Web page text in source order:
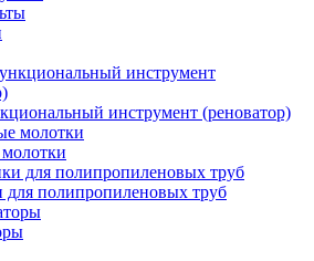
инструмент (реноватор)
для полипропиленовых труб